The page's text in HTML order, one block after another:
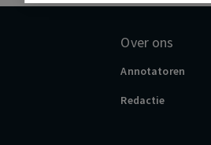
Over ons
Annotatoren
Redactie